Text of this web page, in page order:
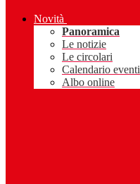
Novità
Panoramica
Le notizie
Le circolari
Calendario eventi
Albo online